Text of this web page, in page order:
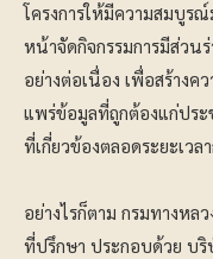
โครงการให้มีความสมบูร
หน้าจัดกิจกรรมการมีส่วน
อย่างต่อเนื่อง เพื่อสร้างคว
แพร่ข้อมูลที่ถูกต้องแก่ปร
ที่เกี่ยวข้องตลอดระยะเวล
อย่างไรก็ตาม​ กรมทางหล
ที่ปรึกษา ประกอบด้วย บ